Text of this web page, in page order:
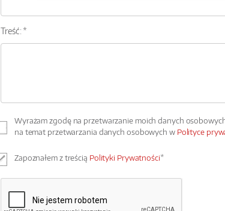
Treść: *
Wyrażam zgodę na przetwarzanie moich danych
na temat przetwarzania danych osobowych w Polityce
Zapoznałem z treścią Polityki Prywatności*